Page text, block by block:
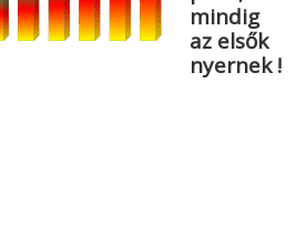
mindig
az elsők
nyernek !